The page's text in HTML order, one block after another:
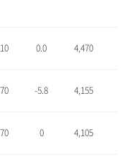
0.0 4,470
-5.8 4,155
0 4,105